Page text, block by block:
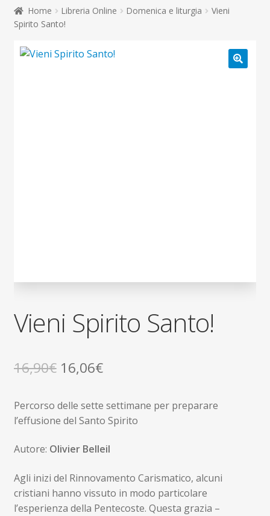
Contatti
child
Don Bosco
il
menu
Home Libreria Online Domenica e liturgia
Vieni
Spirito Santo!
Vieni Spirito Santo!
16,90€ Il
originale
16,90€.
16,06€Il
attuale
16,06€.
Percorso delle sette settimane per preparare
l’effusione del Santo Spirito
Autore: Olivier Belleil
Agli inizi del Rinnovamento Carismatico, alcuni
cristiani hanno vissuto in modo particolare
l’esperienza della Pentecoste. Questa grazia –